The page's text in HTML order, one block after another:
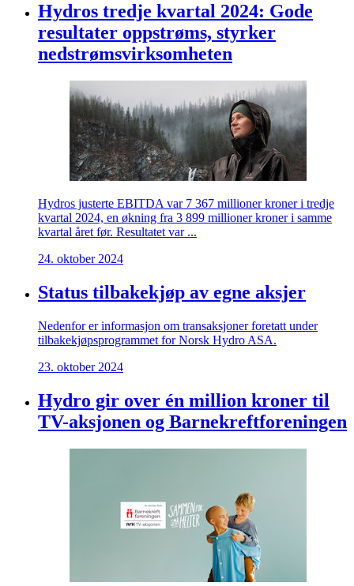
Hydros tredje kvartal 2024: Gode
resultater oppstrøms, styrker
nedstrømsvirksomheten
Hydros justerte EBITDA var 7 367 millioner kroner i tredje
kvartal 2024, en økning fra 3 899 millioner kroner i samme
kvartal året før. Resultatet var ...
24. oktober 2024
Status tilbakekjøp av egne aksjer
Nedenfor er informasjon om transaksjoner foretatt under
tilbakekjøpsprogrammet for Norsk Hydro ASA.
23. oktober 2024
Hydro gir over én million kroner til
TV-aksjonen og Barnekreftforeningen